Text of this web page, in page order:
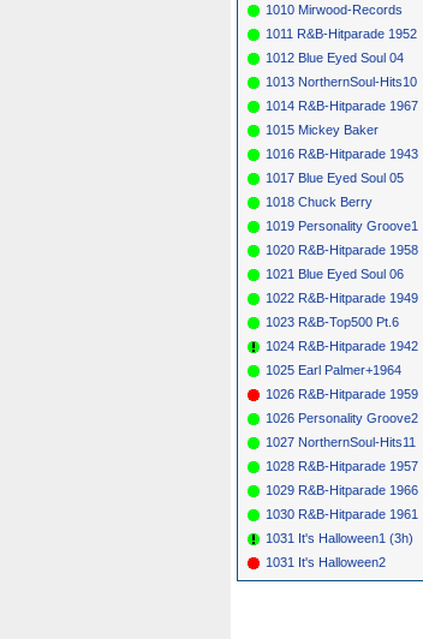
1010 Mirwood-Records
1011 R&B-Hitparade 1952
1012 Blue Eyed Soul 04
1013 NorthernSoul-Hits10
1014 R&B-Hitparade 1967
1015 Mickey Baker
1016 R&B-Hitparade 1943
1017 Blue Eyed Soul 05
1018 Chuck Berry
1019 Personality Groove1
1020 R&B-Hitparade 1958
1021 Blue Eyed Soul 06
1022 R&B-Hitparade 1949
1023 R&B-Top500 Pt.6
1024 R&B-Hitparade 1942
1025 Earl Palmer+1964
1026 R&B-Hitparade 1959
1026 Personality Groove2
1027 NorthernSoul-Hits11
1028 R&B-Hitparade 1957
1029 R&B-Hitparade 1966
1030 R&B-Hitparade 1961
1031 It's Halloween1 (3h)
1031 It's Halloween2